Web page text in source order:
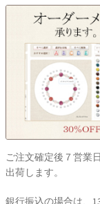
ご注文確定後７営業
出荷します。
銀行振込の場合は、